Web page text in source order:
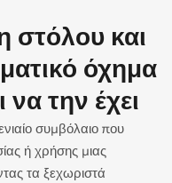
στόλου και
όχημα
την έχει
συμβόλαιο που
ή χρήσης μιας
τα ξεχωριστά